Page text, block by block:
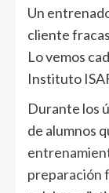
Un
cliente
Lo vemos
Instituto
Durante los
de alumnos
preparación